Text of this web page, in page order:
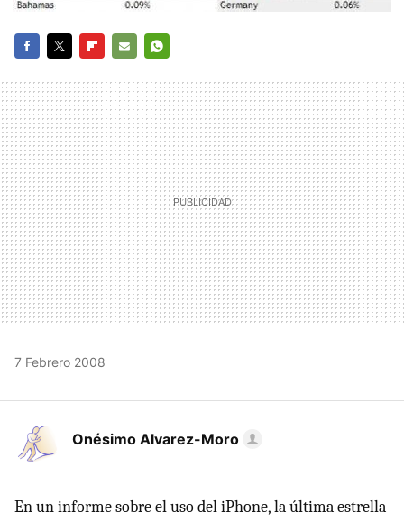
MAIL
7 Febrero 2008
Onésimo Alvarez-Moro
En un informe sobre el uso del iPhone, la última estrella